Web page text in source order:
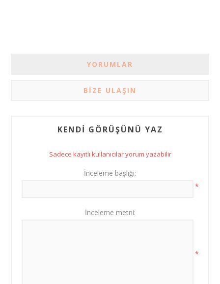
YORUMLAR
BIZE ULAŞIN
KENDI GÖRÜŞÜNÜ YAZ
Sadece kayıtlı kullanıcılar yorum yazabilir
İnceleme başlığı:
*
İnceleme metni:
*